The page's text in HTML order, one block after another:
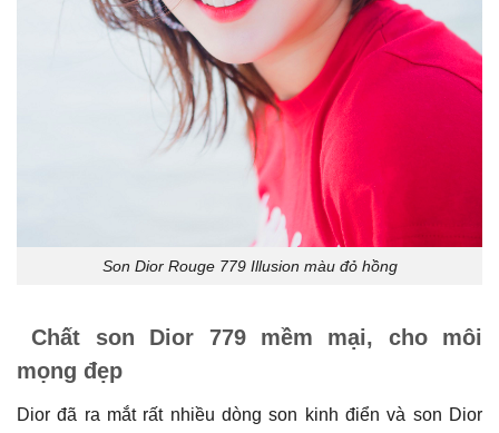
Son Dior Rouge 779 Illusion màu đỏ hồng
Chất son Dior 779 mềm mại, cho môi
mọng đẹp
Dior đã ra mắt rất nhiều dòng son kinh điển và son Dior